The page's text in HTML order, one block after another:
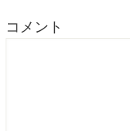
コメント